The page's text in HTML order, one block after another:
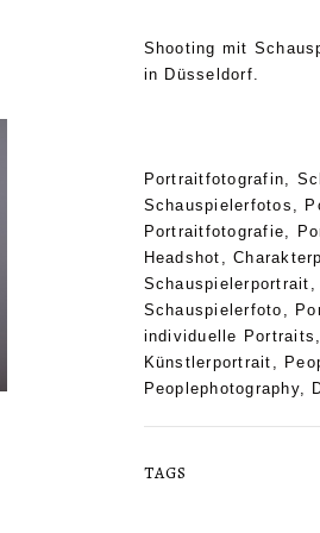
Shooting mit
in Düsseldorf.
Portraitfotografin,
Schauspielerfotos,
Portraitfotografie,
Headshot,
Schauspielerfoto,
individuelle
Künstlerportrait,
Peoplephotography,
TAGS